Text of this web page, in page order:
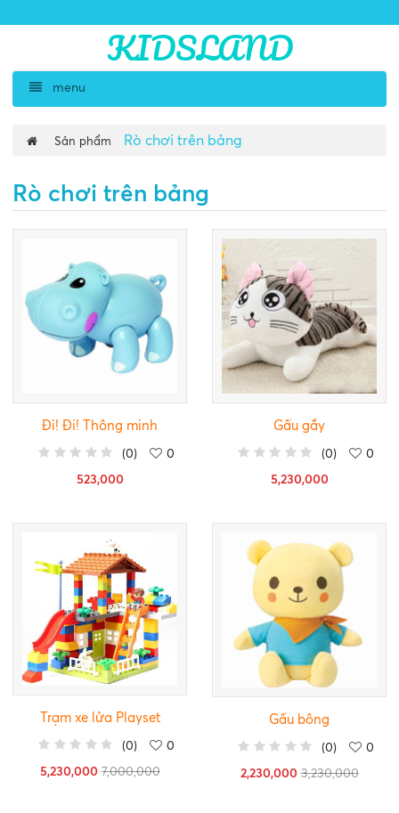
KIDSLAND
menu
Sản phẩm Rò chơi trên bảng
Rò chơi trên bảng
Đi! Đi! Thông minh
(0)
0
523,000
Gấu gầy
(0)
0
5,230,000
Trạm xe lửa Playset
(0)
0
5,230,000 7,000,000
Gấu bông
(0)
0
2,230,000 3,230,000